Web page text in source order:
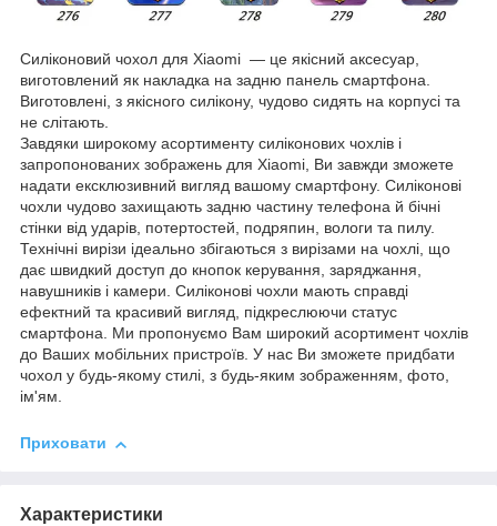
Силіконовий чохол для Xiaomi — це якісний аксесуар,
виготовлений як накладка на задню панель смартфона.
Виготовлені, з якісного силікону, чудово сидять на корпусі та
не слітають.
Завдяки широкому асортименту силіконових чохлів і
запропонованих зображень для Xiaomi, Ви завжди зможете
надати ексклюзивний вигляд вашому смартфону. Силіконові
чохли чудово захищають задню частину телефона й бічні
стінки від ударів, потертостей, подряпин, вологи та пилу.
Технічні вирізи ідеально збігаються з вирізами на чохлі, що
дає швидкий доступ до кнопок керування, заряджання,
навушників і камери. Силіконові чохли мають справді
ефектний та красивий вигляд, підкреслюючи статус
смартфона. Ми пропонуємо Вам широкий асортимент чохлів
до Ваших мобільних пристроїв. У нас Ви зможете придбати
чохол у будь-якому стилі, з будь-яким зображенням, фото,
ім'ям.
Приховати
Характеристики